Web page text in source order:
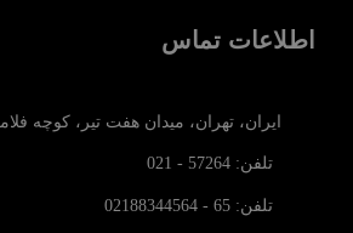
اطلاعات تماس
ایران، تهران، میدان هفت تیر، کوچه فلامکی،
تلفن: 57264 - 021
تلفن: 65 - 02188344564